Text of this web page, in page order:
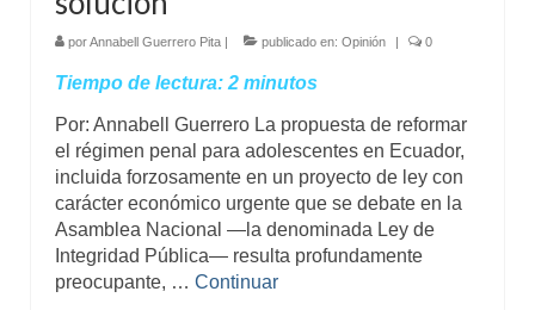
porAnnabell Guerrero Pita | publicado en: Opinión | 0
Tiempo de lectura: 2 minutos
Por: Annabell Guerrero La propuesta de reformar
el régimen penal para adolescentes en Ecuador,
incluida forzosamente en un proyecto de ley con
carácter económico urgente que se debate en la
Asamblea Nacional —la denominada Ley de
Integridad Pública— resulta profundamente
preocupante, … Continuar